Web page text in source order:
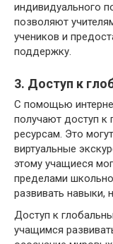
индивидуального
позволяют
учеников и
поддержку.
3. Доступ к
С помощью
получают доступ к
ресурсам. Это
виртуальные
этому учащиеся
пределами
развивать навыки,
Доступ к
учащимся